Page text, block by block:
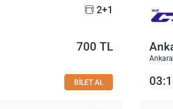
2+1
700 TL
BİLET AL